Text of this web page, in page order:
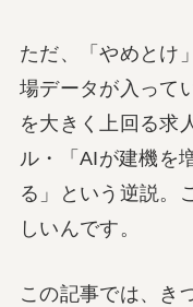
ただ、「やめとけ
場データが入って
を大きく上回る求
ル・「AIが建機を
る」という逆説。
しいんです。
この記事では、き